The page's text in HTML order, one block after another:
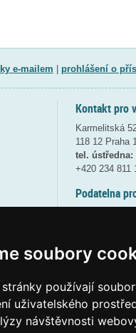
soubory
používají
uživatelského
návštěvnosti
e-mailem prohlášení o
Kontakt pro
Karmelitská
118 12 Praha
tel. ústředna:
+420 234 811
Podatelna
(více informací
Elektronická
posta@msmt